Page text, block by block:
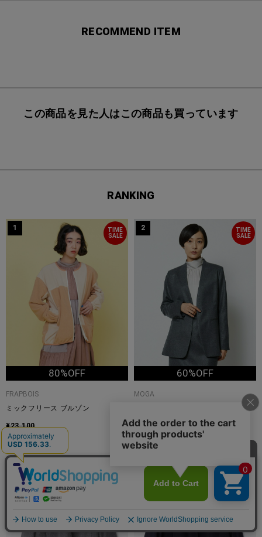
RECOMMEND ITEM
この商品を見た人はこの商品も買っています
RANKING
TIME
SALE
1
80%OFF
FRAPBOIS
ミックフリース ブルゾン
¥23,100
¥4,620
TIME
SALE
2
60%OFF
MOGA
スターダストウールノーカラージャ
ケット
¥59,400
¥23,760
TIME
SALE
TIME
SALE
4